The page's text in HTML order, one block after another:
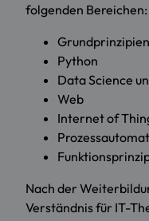
folgenden Bereichen:
Python
Data Science
Web
Internet of
Nach der
Verständnis für IT-